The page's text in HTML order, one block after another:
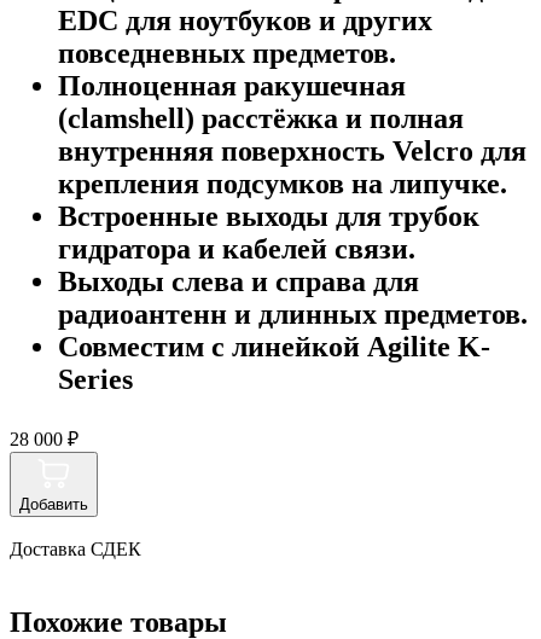
EDC для ноутбуков и других
повседневных предметов.
Полноценная ракушечная
(clamshell) расстёжка и полная
внутренняя поверхность Velcro для
крепления подсумков на липучке.
Встроенные выходы для трубок
гидратора и кабелей связи.
Выходы слева и справа для
радиоантенн и длинных предметов.
Совместим с линейкой Agilite K-
Series
28 000 ₽
Добавить
Доставка СДЕК
Похожие товары